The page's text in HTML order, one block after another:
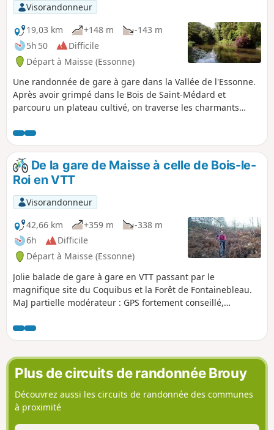
Visorandonneur
19,03 km
+148 m
-143 m
5h 50
Difficile
Départ à Maisse (Essonne)
Une randonnée de gare à gare dans la Vallée de l'Essonne.
Après avoir grimpé dans le Bois de Saint-Médard et
parcouru un plateau cultivé, on traverse les charmants
la rivière, on passe sur une petite île, et le Marais de Jarcy
peut intéresser les passionnés de nature. Plusieurs églises
et quelques lavoirs sont également au rendez-vous.
De la gare de Maisse à celle de Bois-le-
Roi en VTT
Visorandonneur
42,66 km
+359 m
-338 m
6h
Difficile
Départ à Maisse (Essonne)
Jolie balade de gare à gare en VTT passant par le
magnifique site du Coquibus et la Forêt de Fontainebleau.
MaJ partielle modérateur : GPS fortement conseillé,
Plus de circuits de randonnée Brouy
Découvrez aussi les circuits de randonnée des communes
à proximité